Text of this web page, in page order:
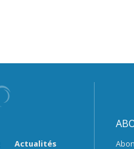
Actualités